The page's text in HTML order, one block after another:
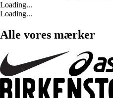
Loading...
Loading...
Alle vores mærker